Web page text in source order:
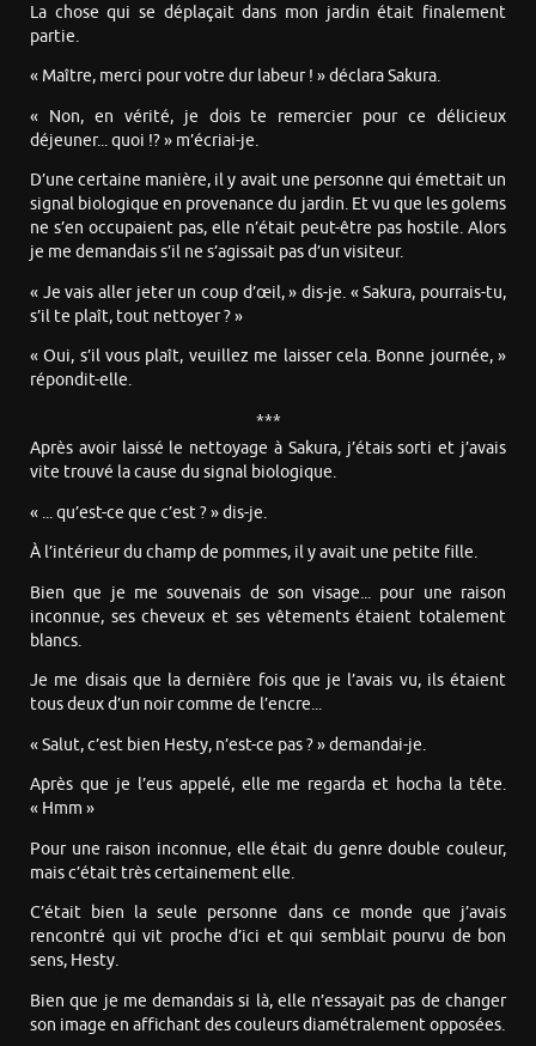
La chose qui se déplaçait dans mon jardin était finalement
partie.
« Maître, merci pour votre dur labeur ! » déclara Sakura.
« Non, en vérité, je dois te remercier pour ce délicieux
déjeuner... quoi !? » m’écriai-je.
D’une certaine manière, il y avait une personne qui émettait un
signal biologique en provenance du jardin. Et vu que les golems
ne s’en occupaient pas, elle n’était peut-être pas hostile. Alors
je me demandais s’il ne s’agissait pas d’un visiteur.
« Je vais aller jeter un coup d’œil, » dis-je. « Sakura, pourrais-tu,
s’il te plaît, tout nettoyer ? »
« Oui, s’il vous plaît, veuillez me laisser cela. Bonne journée, »
répondit-elle.
***
Après avoir laissé le nettoyage à Sakura, j’étais sorti et j’avais
vite trouvé la cause du signal biologique.
« ... qu’est-ce que c’est ? » dis-je.
À l’intérieur du champ de pommes, il y avait une petite fille.
Bien que je me souvenais de son visage... pour une raison
inconnue, ses cheveux et ses vêtements étaient totalement
blancs.
Je me disais que la dernière fois que je l’avais vu, ils étaient
tous deux d’un noir comme de l’encre...
« Salut, c’est bien Hesty, n’est-ce pas ? » demandai-je.
Après que je l’eus appelé, elle me regarda et hocha la tête.
« Hmm »
Pour une raison inconnue, elle était du genre double couleur,
mais c’était très certainement elle.
C’était bien la seule personne dans ce monde que j’avais
rencontré qui vit proche d’ici et qui semblait pourvu de bon
sens, Hesty.
Bien que je me demandais si là, elle n’essayait pas de changer
son image en affichant des couleurs diamétralement opposées.